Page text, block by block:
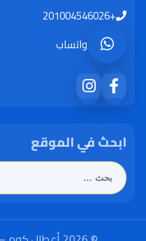
+201004546026
واتساب
ابحث في الموقع
البحث
عن: